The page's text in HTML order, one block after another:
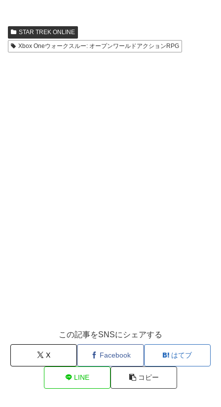
STAR TREK ONLINE
Xbox Oneウォークスルー: オープンワールドアクションRPG
この記事をSNSにシェアする
X Facebook はてブ
LINE コピー